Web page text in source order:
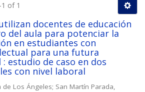
of 1
docentes de educación
del aula para potenciar la
en estudiantes con
para una futura
estudio de caso en dos
con nivel laboral
de Los Ángeles; San Martín Parada,